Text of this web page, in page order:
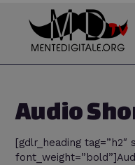
contenuto
Audio
[gdlr_heading tag=”h2″